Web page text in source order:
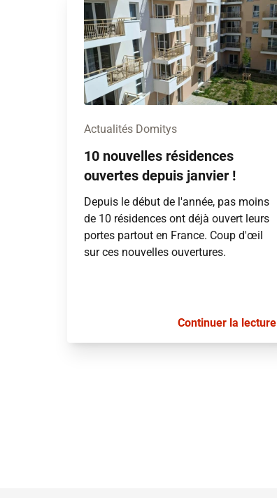
Actualités Domitys
10 nouvelles résidences
ouvertes depuis janvier !
Depuis le début de l'année, pas moins
de 10 résidences ont déjà ouvert leurs
portes partout en France. Coup d'œil
sur ces nouvelles ouvertures.
Continuer la lecture